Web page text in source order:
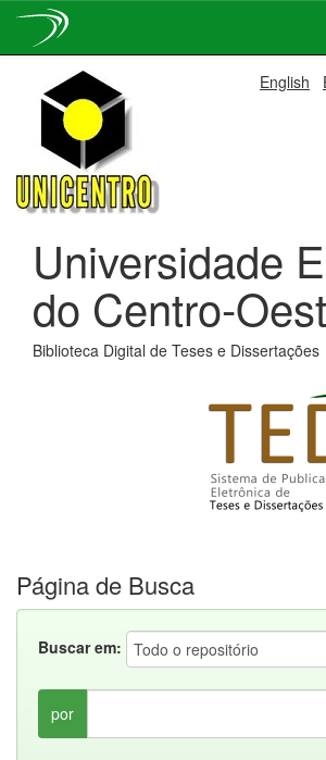
navigation
English
Universidade
do Centro-
Biblioteca Digital de Teses e Dissertações
Página de Busca
Buscar em:
por